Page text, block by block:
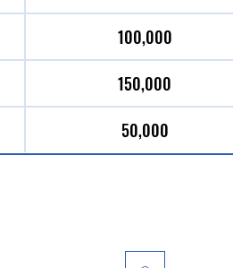
100,000
150,000
50,000